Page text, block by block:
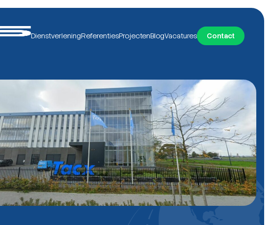
DienstverleningReferentiesProjectenBlogVacatures Contact